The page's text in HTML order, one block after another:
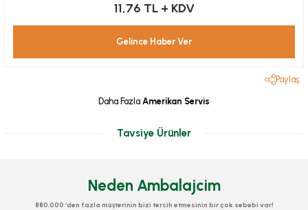
11,76 TL + KDV
Gelince Haber Ver
Paylaş
Daha Fazla Amerikan Servis
Tavsiye Ürünler
Neden Ambalajcim
880.000 ‘den fazla müşterinin bizi tercih etmesinin bir çok sebebi var!